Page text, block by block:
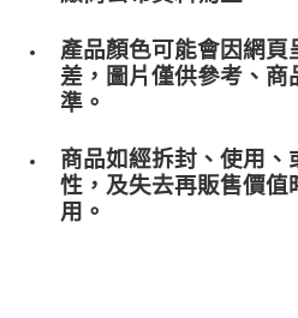
產品顏色可能會因網
差，圖片僅供參考、商
準。
商品如經拆封、使用、
性，及失去再販售價值
用。